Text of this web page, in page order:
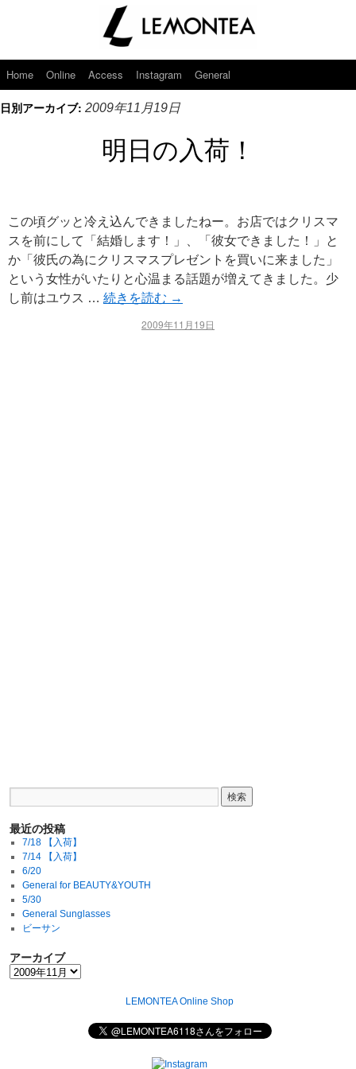
Home Online Access Instagram General
日別アーカイブ: 2009年11月19日
明日の入荷！
この頃グッと冷え込んできましたねー。お店ではクリスマ
スを前にして「結婚します！」、「彼女できました！」と
か「彼氏の為にクリスマスプレゼントを買いに来ました」
という女性がいたりと心温まる話題が増えてきました。少
し前はユウス … 続きを読む →
2009年11月19日
最近の投稿
7/18 【入荷】
7/14 【入荷】
6/20
General for BEAUTY&YOUTH
5/30
General Sunglasses
ビーサン
アーカイブ
LEMONTEA Online Shop